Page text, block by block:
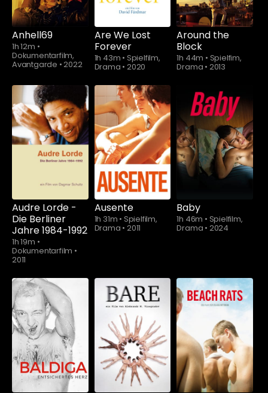
Anhell69
1h 12m •
Dokumentarfilm,
Avantgarde •2022
Are We Lost
Forever
1h 43m • Spielfilm,
Drama • 2020
Around the
Block
1h 44m • Spielfim,
Drama • 2013
Audre Lorde -
Die Berliner
Jahre 1984-1992
1h 19m •
Dokumentarfilm •
2011
Ausente
1h 31m • Spielfilm,
Drama • 2011
Schauen Sie
ab$5.90
Baby
1h 46m • Spielfilm,
Drama • 2024